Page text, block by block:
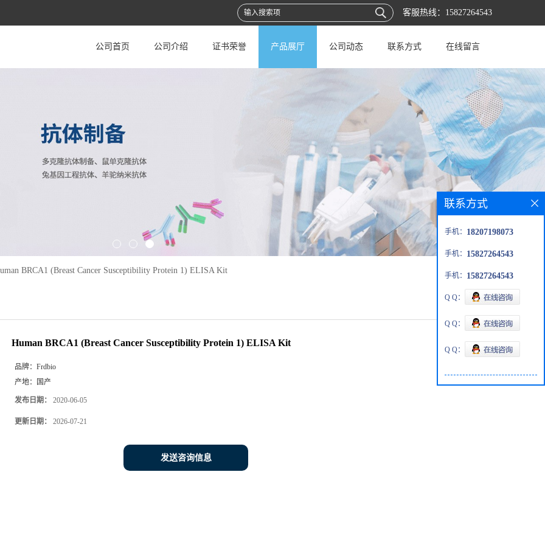
客服热线： 15827264543
公司首页 公司介绍 证书荣誉 产品展厅 公司动态 联系方式 在线留言
BRCA1 (Breast Cancer Susceptibility Protein 1) ELISA Kit
Human BRCA1 (Breast Cancer Susceptibility Protein 1) ELISA Kit
品牌： Frdbio
产地：
国产
发布日期： 2020-06-05
更新日期： 2026-07-21
发送咨询信息
联系方式
手机： 18207198073
手机： 15827264543
手机： 15827264543
Q Q：
Q Q：
Q Q：